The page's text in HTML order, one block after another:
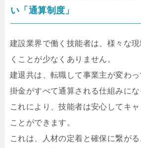
い「通算制度」
建設業界で働く技能者は、様々な
くことが少なくありません。
建退共は、転職して事業主が変わ
掛金がすべて通算される仕組みにな
これにより、技能者は安心してキ
ことができます。
これは、人材の定着と確保に繋が